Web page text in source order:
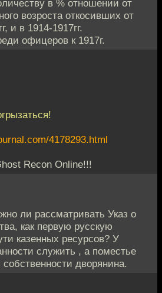
в % отношении от
возроста откосивших от
и в 1914-1917гг.
офицеров к 1917г.
4178293.html
Recon Online!!!
ли рассматривать Указ о
как первую русскую
казенных ресурсов? У
служить , а поместье
собственности дворянина.